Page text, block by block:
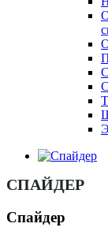
СПАЙДЕР
Спайдер